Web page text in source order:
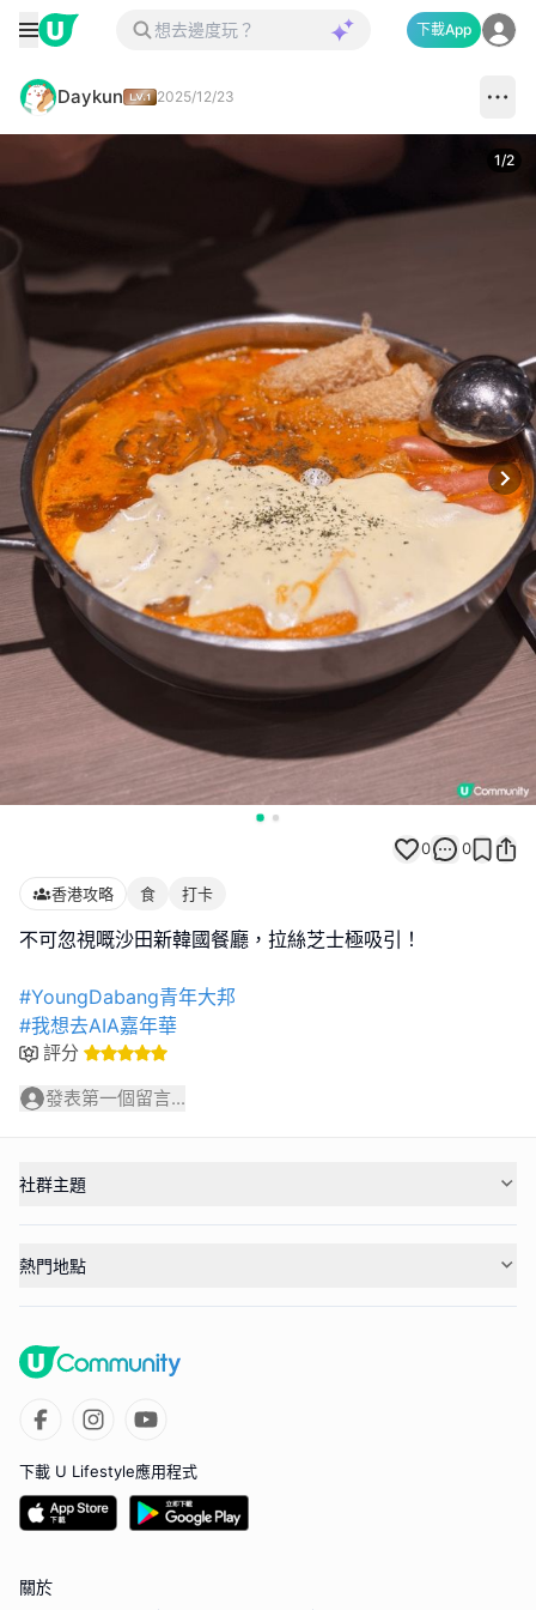
下載App
Daykun 2025/12/23
1/2
0 0
香港攻略 食 打卡
不可忽視嘅沙田新韓國餐廳，拉絲芝士極吸引！
#YoungDabang青年大邦
#我想去AIA嘉年華
評分
發表第一個留言...
社群主題
熱門地點
下載 U Lifestyle應用程式
關於